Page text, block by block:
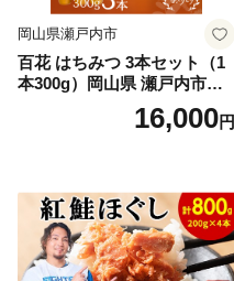
岡山県瀬戸内市
百花 はちみつ 3本セット（1
本300g）岡山県 瀬戸内市産
石黒農園 ヨーグルト パン 砂
糖の代わり 香り高い いい香
16,000円